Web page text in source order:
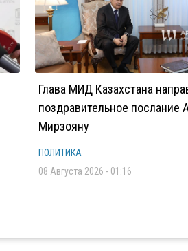
Глава МИД Казахстана
поздравительное послание
Мирзояну
ПОЛИТИКА
08 Августа 2026 - 01:16